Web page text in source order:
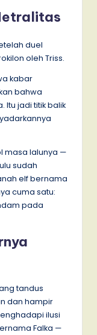
duel
oleh Triss.
kabar
bahwa
Itu jadi titik balik
masa lalunya —
sudah
elf bernama
cuma satu:
pada
tandus
dan hampir
ilusi
Falka —